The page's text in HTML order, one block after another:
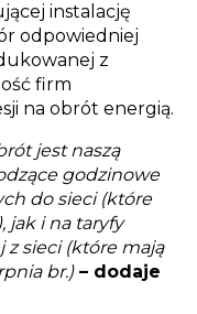
instalację
odpowiedniej
z
firm
na obrót energią.
jest naszą
godzinowe
do sieci (które
jak i na taryfy
sieci (które mają
br.)– dodaje